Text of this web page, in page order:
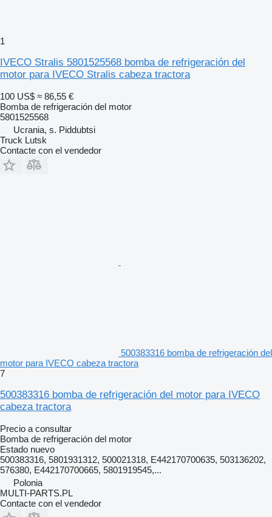
1
IVECO Stralis 5801525568 bomba de refrigeración del
motor para IVECO Stralis cabeza tractora
100 US$ ≈ 86,55 €
Bomba de refrigeración del motor
5801525568
Ucrania, s. Piddubtsi
Truck Lutsk
Contacte con el vendedor
500383316 bomba de refrigeración del
motor para IVECO cabeza tractora
7
500383316 bomba de refrigeración del motor para IVECO
cabeza tractora
Precio a consultar
Bomba de refrigeración del motor
Estado nuevo
500383316, 5801931312, 500021318, E442170700635, 503136202,
576380, E442170700665, 5801919545,...
Polonia
MULTI-PARTS.PL
Contacte con el vendedor